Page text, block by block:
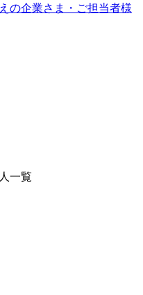
の企業さま・ご担当者様
一覧